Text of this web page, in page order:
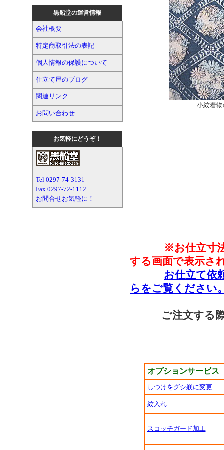
黒船堂の運営情報
会社概要
特定商取引法の表記
個人情報の保護について
仕立て屋のブログ
関連リンク
お問い合わせ
お気軽にどうぞ！
Tel 0297-74-3131
Fax 0297-72-1112
お問合せお気軽に！
小紋着
※お仕立寸
する画面で表示さ
お仕立て依
らをご覧ください
ご注文する
オプションサービス
しつけをグシ躾に変更
紋入れ
スコッチガード加工